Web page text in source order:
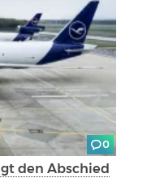
0
den Abschied